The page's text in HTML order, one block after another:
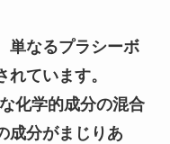
単なるプラシーボ
ています。
化学的成分の混合
成分がまじりあ